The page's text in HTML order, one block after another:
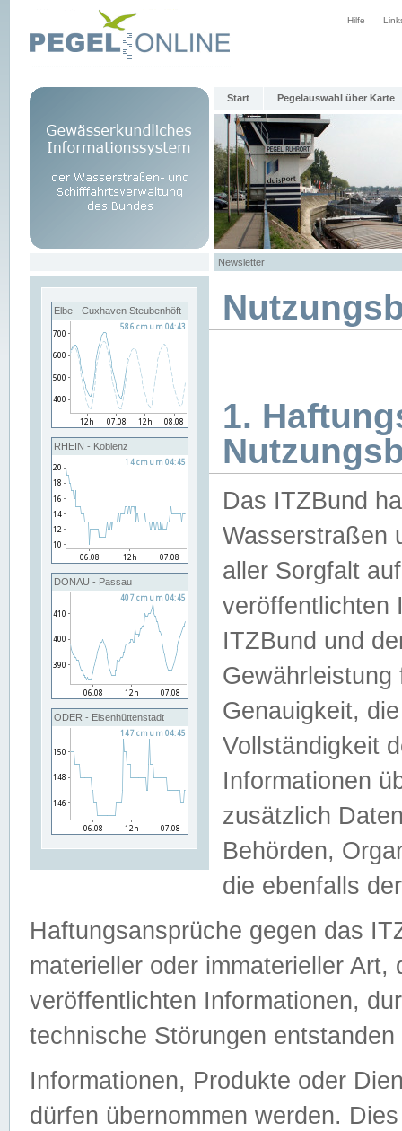
Hilfe
Start Pegelauswahl über Karte
Newsletter
Elbe - Cuxhaven Steubenhöft
RHEIN - Koblenz
DONAU - Passau
ODER - Eisenhüttenstadt
1.
Das ITZBund
Wasserstraßen
aller Sorgfalt
veröffentlichten
ITZBund und
Genauigkeit,
Vollständigkeit
Informationen
zusätzlich
Behörden,
die ebenfalls
Haftungsansprüche gegen das
materieller oder immaterieller
veröffentlichten Informationen,
technische Störungen
Informationen, Produkte oder
dürfen übernommen werden.